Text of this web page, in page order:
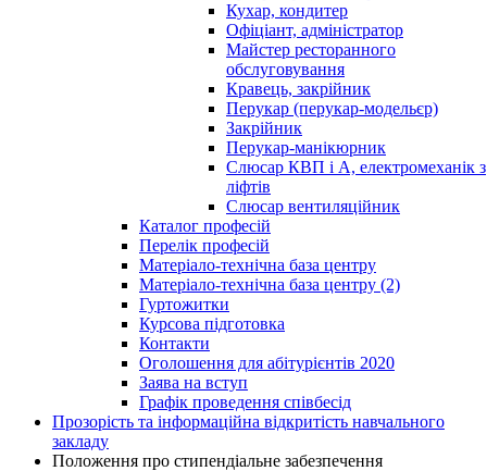
Кухар, кондитер
Офіціант, адміністратор
Майстер ресторанного
обслуговування
Кравець, закрійник
Перукар (перукар-модельєр)
Закрійник
Перукар-манікюрник
Слюсар КВП і А, електромеханік з
ліфтів
Слюсар вентиляційник
Каталог професій
Перелік професій
Матеріало-технічна база центру
Матеріало-технічна база центру (2)
Гуртожитки
Курсова підготовка
Контакти
Оголошення для абітурієнтів 2020
Заява на вступ
Графік проведення співбесід
Прозорість та інформаційна відкритість навчального
закладу
Положення про стипендіальне забезпечення